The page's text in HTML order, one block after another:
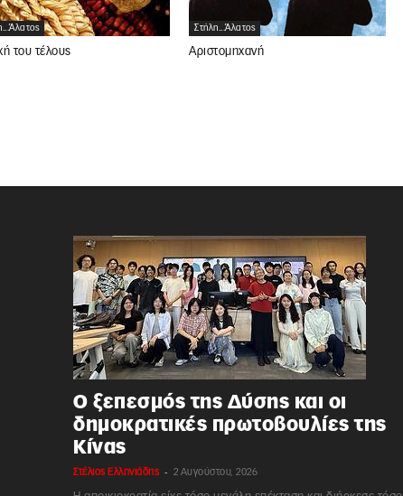
του τέλους
Στήλη...άλατος
Αριστομηχανή
Ο ξεπεσμός της Δύσης και οι
δημοκρατικές πρωτοβουλίες της
Κίνας
Στέλιος Ελληνιάδης - 2 Αυγούστου, 2026